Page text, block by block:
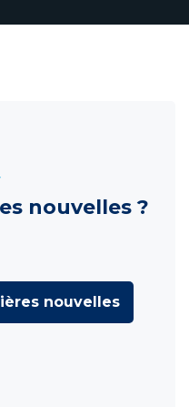
nouvelles ?
nouvelles